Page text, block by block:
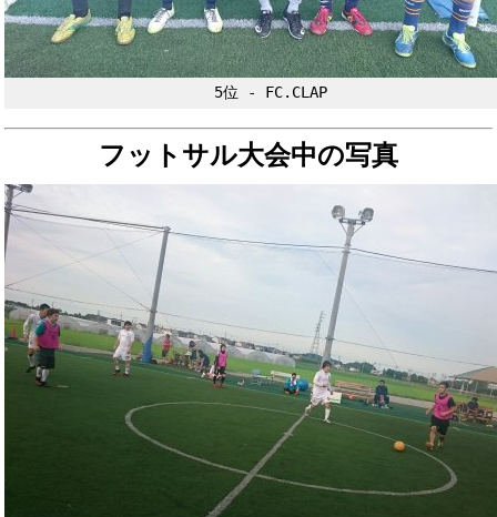
5位 - FC.CLAP
フットサル大会中の写真